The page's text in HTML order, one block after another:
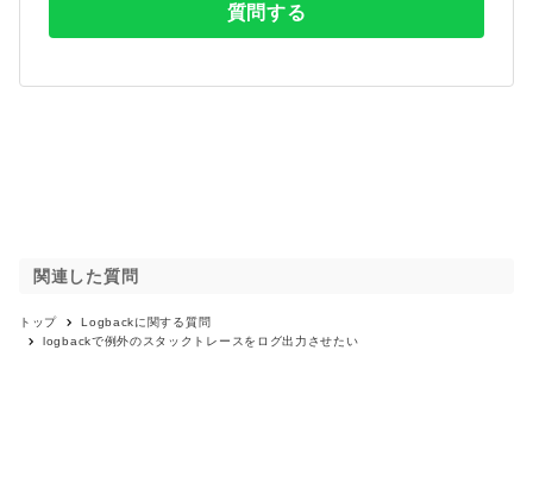
質問する
関連した質問
トップ Logbackに関する質問
logbackで例外のスタックトレースをログ出力させたい